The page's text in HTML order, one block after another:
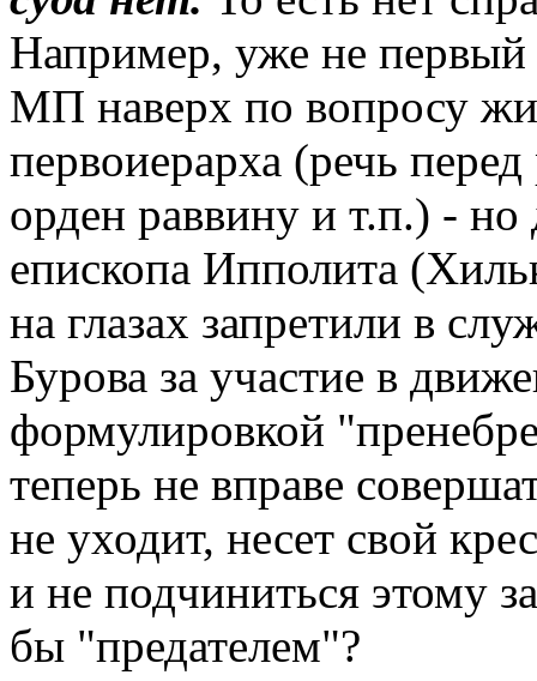
Например, уже не
МП наверх по вопросу
первоиерарха (речь
орден раввину и т.п.) -
епископа Ипполита
на глазах запретили в
Бурова за участие в
формулировкой
теперь не вправе
не уходит, несет свой
и не подчиниться этому
бы "предателем"?